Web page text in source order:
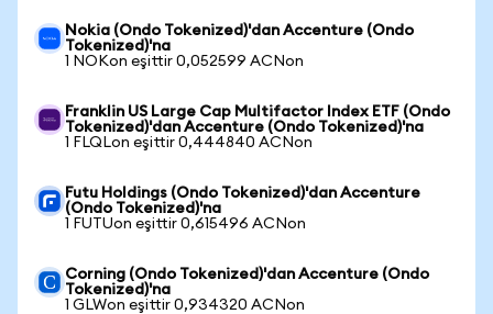
Nokia (Ondo Tokenized)'dan Accenture (Ondo
Tokenized)'na
1 NOKon eşittir 0,052599 ACNon
Franklin US Large Cap Multifactor Index ETF (Ondo
Tokenized)'dan Accenture (Ondo Tokenized)'na
1 FLQLon eşittir 0,444840 ACNon
Futu Holdings (Ondo Tokenized)'dan Accenture
(Ondo Tokenized)'na
1 FUTUon eşittir 0,615496 ACNon
Corning (Ondo Tokenized)'dan Accenture (Ondo
Tokenized)'na
1 GLWon eşittir 0,934320 ACNon